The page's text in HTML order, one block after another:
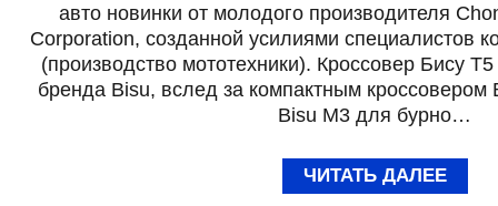
авто новинки от молодого производителя
Corporation, созданной усилиями специалистов
(производство мототехники). Кроссовер Бису
бренда Bisu, вслед за компактным кроссовером
Bisu M3 для бурно…
ЧИТАТЬ ДАЛЕЕ